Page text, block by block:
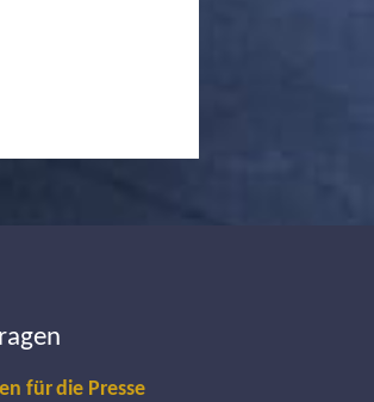
für die Presse